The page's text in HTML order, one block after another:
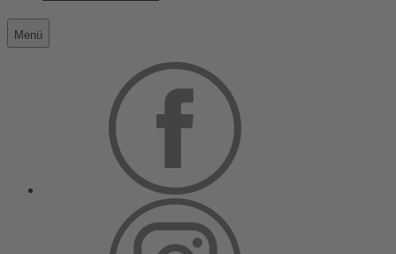
Menü